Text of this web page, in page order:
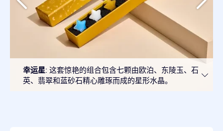
幸运星: 这套惊艳的组合包含七颗由欧泊、东陵玉、石
英、翡翠和蓝砂石精心雕琢而成的星形水晶。